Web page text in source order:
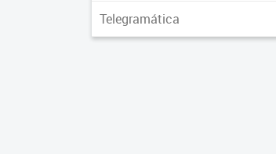
Telegramática